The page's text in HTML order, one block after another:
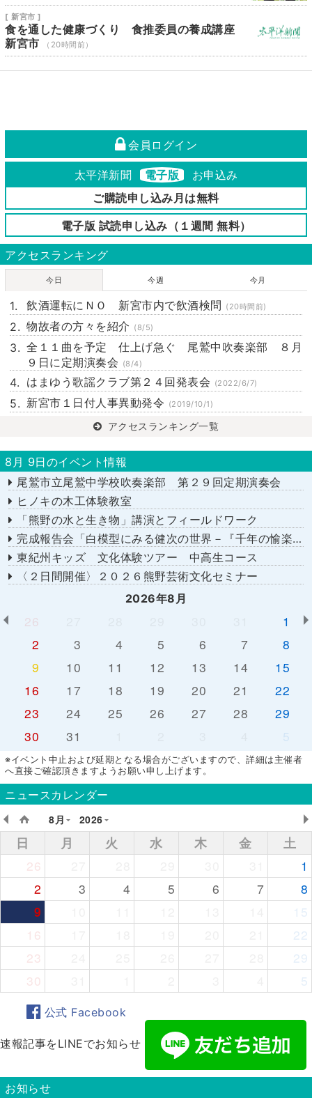
[ 新宮市 ]
食を通した健康づくり 食推委員の養成講座
新宮市
（20時間前）
会員ログイン
太平洋新聞 電子版
お申込み
ご購読申し込み月は無料
電子版 試読申し込み（１週間 無料）
アクセスランキング
今日 今週 今月
飲酒運転にＮＯ 新宮市内で飲酒検問 (20時間前)
物故者の方々を紹介 (8/5)
全１１曲を予定 仕上げ急ぐ 尾鷲中吹奏楽部 ８月
９日に定期演奏会 (8/4)
はまゆう歌謡クラブ第２４回発表会 (2022/6/7)
新宮市１日付人事異動発令 (2019/10/1)
アクセスランキング一覧
8月 9日のイベント情報
尾鷲市立尾鷲中学校吹奏楽部 第２９回定期演奏会
ヒノキの木工体験教室
「熊野の水と生き物」講演とフィールドワーク
完成報告会「白模型にみる健次の世界－『千年の愉楽』『奇蹟』より－」
東紀州キッズ 文化体験ツアー 中高生コース
〈２日間開催〉２０２６熊野芸術文化セミナー
2026年8月
26
1
2
3 4 5 6 7
8
9
10 11 12 13 14
15
16
17 18 19 20 21
22
23
24 25 26 27 28
29
30
31 5
※イベント中止および延期となる場合がございますので、詳細は主催者
へ直接ご確認頂きますようお願い申し上げます。
ニュースカレンダー
8月
2026
日 月 火 水 木 金
土
26
1
2
3 4 5 6 7
8
9
15
16
22
23
29
30
5
公式 Facebook
速報記事をLINEでお知らせ
お知らせ